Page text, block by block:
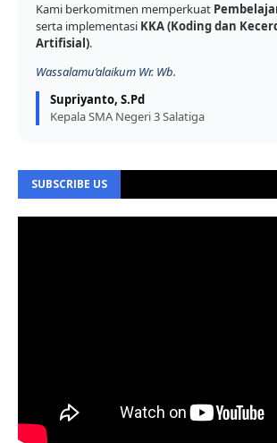
Kami berkomitmen memperkuat
serta implementasi KKA (Koding dan
Artifisial).
Wassalamu’alaikum Wr. Wb.
Supriyanto, S.Pd
Kepala SMA Negeri 3 Salatiga
SUBSCRIBE US